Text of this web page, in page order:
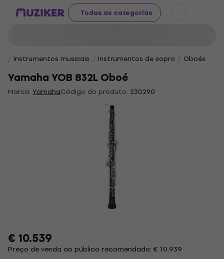
Todas as categorias
Instrumentos musicais Instrumentos de sopro Oboés
Yamaha YOB 832L Oboé
Marca: YamahaCódigo do produto: 230290
€ 10.539
Preço de venda ao público recomendado: € 10.939